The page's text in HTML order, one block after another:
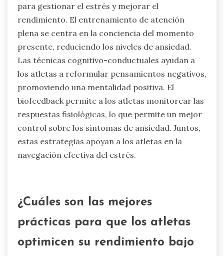
única para mantener el enfoque y la compostura,
mejorando su toma de decisiones intuitiva
durante las competiciones.
¿Qué enfoques innovadores se están
utilizando en los deportes de élite
para abordar la ansiedad?
Los enfoques innovadores en los deportes de
élite para abordar la ansiedad incluyen el
entrenamiento de atención plena, técnicas
cognitivo-conductuales y biofeedback. Estos
rendimiento. El entrenamiento de atención
presente, reduciendo los niveles de ansiedad.
Las técnicas cognitivo-conductuales ayudan a